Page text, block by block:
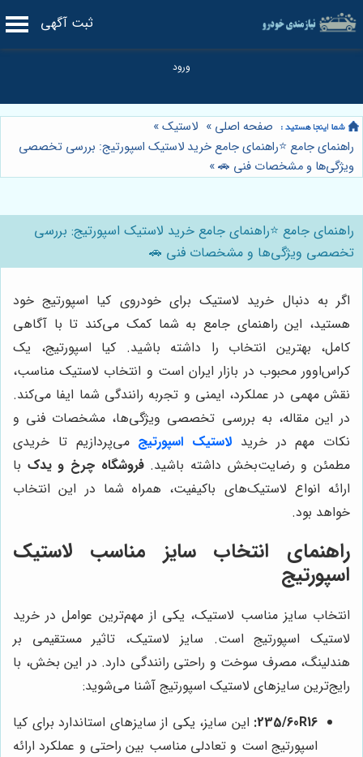
ثبت آگهی
صفحه اصلی » لاستیک»
راهنمای جامع ⭐️راهنمای جامع خرید لاستیک اسپورتیج: بررسی تخصصی
ویژگی‌ها و مشخصات فنی 🚗»
راهنمای جامع ⭐️راهنمای جامع خرید لاستیک اسپورتیج: بررسی
تخصصی ویژگی‌ها و مشخصات فنی 🚗
اگر به دنبال خرید لاستیک برای خودروی کیا اسپورتیج خود
هستید، این راهنمای جامع به شما کمک می‌کند تا با آگاهی
کامل، بهترین انتخاب را داشته باشید. کیا اسپورتیج، یک
کراس‌اوور محبوب در بازار ایران است و انتخاب لاستیک مناسب،
نقش مهمی در عملکرد، ایمنی و تجربه رانندگی شما ایفا می‌کند.
در این مقاله، به بررسی تخصصی ویژگی‌ها، مشخصات فنی و
نکات مهم در خرید لاستیک اسپورتیج می‌پردازیم تا خریدی
مطمئن و رضایت‌بخش داشته باشید.فروشگاه چرخ و یدک با
ارائه انواع لاستیک‌های باکیفیت، همراه شما در این انتخاب
خواهد بود.
راهنمای انتخاب سایز مناسب لاستیک
اسپورتیج
انتخاب سایز مناسب لاستیک، یکی از مهم‌ترین عوامل در خرید
لاستیک اسپورتیج است. سایز لاستیک، تاثیر مستقیمی بر
هندلینگ، مصرف سوخت و راحتی رانندگی دارد. در این بخش، با
رایج‌ترین سایزهای لاستیک اسپورتیج آشنا می‌شوید:
235/60R16: این سایز، یکی از سایزهای استاندارد برای کیا
اسپورتیج است و تعادلی مناسب بین راحتی و عملکرد ارائه